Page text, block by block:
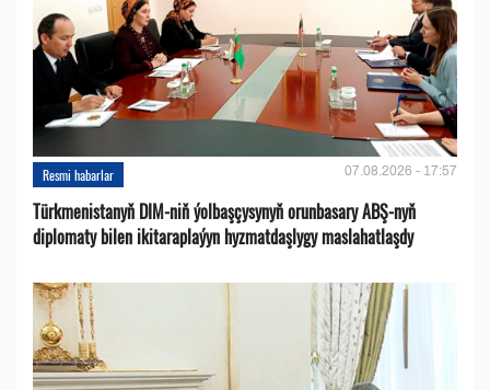
Resmi habarlar 07.08.2026 - 17:57
Türkmenistanyň DIM-niň ýolbaşçysynyň orunbasary ABŞ-nyň
diplomaty bilen ikitaraplaýyn hyzmatdaşlygy maslahatlaşdy